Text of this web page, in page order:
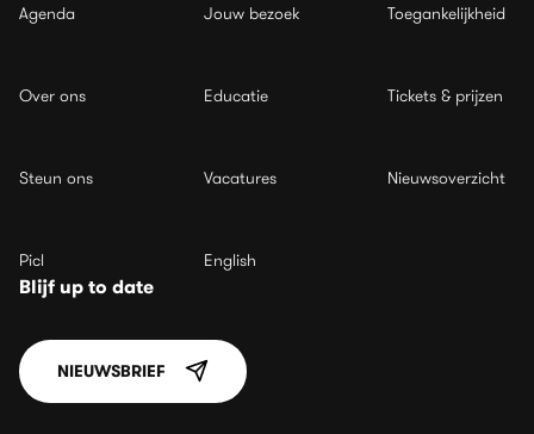
Agenda Jouw bezoek Toegankelijkheid
Over ons Educatie Tickets & prijzen
Steun ons Vacatures Nieuwsoverzicht
Picl English
Blijf up to date
NIEUWSBRIEF